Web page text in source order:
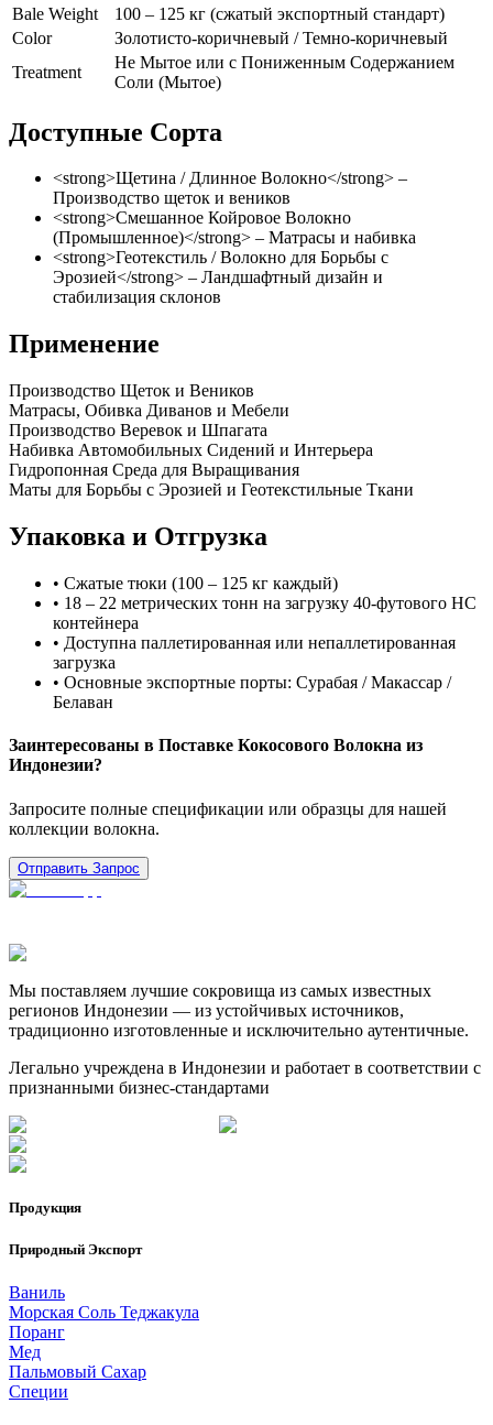
Bale Weight
100 – 125 кг (сжатый экспортный стандарт)
Color
Золотисто-коричневый / Темно-коричневый
Treatment
Не Мытое или с Пониженным Содержанием
Соли (Мытое)
Доступные Сорта
<strong>Щетина / Длинное Волокно</strong> –
Производство щеток и веников
<strong>Смешанное Койровое Волокно
(Промышленное)</strong> – Матрасы и набивка
<strong>Геотекстиль / Волокно для Борьбы с
Эрозией</strong> – Ландшафтный дизайн и
стабилизация склонов
Применение
Производство Щеток и Веников
Матрасы, Обивка Диванов и Мебели
Производство Веревок и Шпагата
Набивка Автомобильных Сидений и Интерьера
Гидропонная Среда для Выращивания
Маты для Борьбы с Эрозией и Геотекстильные Ткани
Упаковка и Отгрузка
• Сжатые тюки (100 – 125 кг каждый)
• 18 – 22 метрических тонн на загрузку 40-футового HC
контейнера
• Доступна паллетированная или непаллетированная
загрузка
• Основные экспортные порты: Сурабая / Макассар /
Белаван
Заинтересованы в Поставке Кокосового Волокна из
Индонезии?
Запросите полные спецификации или образцы для нашей
коллекции волокна.
Отправить Запрос
Мы поставляем лучшие сокровища из самых известных
регионов Индонезии — из устойчивых источников,
традиционно изготовленные и исключительно аутентичные.
Легально учреждена в Индонезии и работает в соответствии с
признанными бизнес-стандартами
Продукция
Природный Экспорт
Ваниль
Морская Соль Теджакула
Поранг
Мед
Пальмовый Сахар
Специи